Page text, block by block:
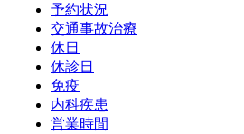
予約状況
交通事故治療
休日
休診日
免疫
内科疾患
営業時間